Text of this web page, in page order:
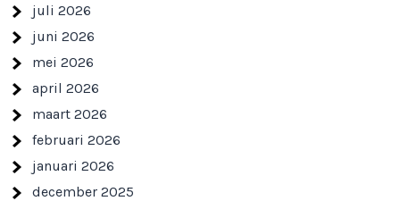
juli 2026
juni 2026
mei 2026
april 2026
maart 2026
februari 2026
januari 2026
december 2025